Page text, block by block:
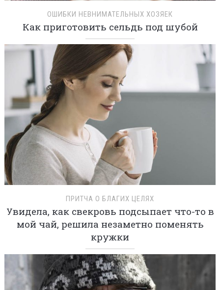
ОШИБКИ НЕВНИМАТЕЛЬНЫХ ХОЗЯЕК
Как приготовить сельдь под шубой
ПРИТЧА О БЛАГИХ ЦЕЛЯХ
Увидела, как свекровь подсыпает что-то в
мой чай, решила незаметно поменять
кружки